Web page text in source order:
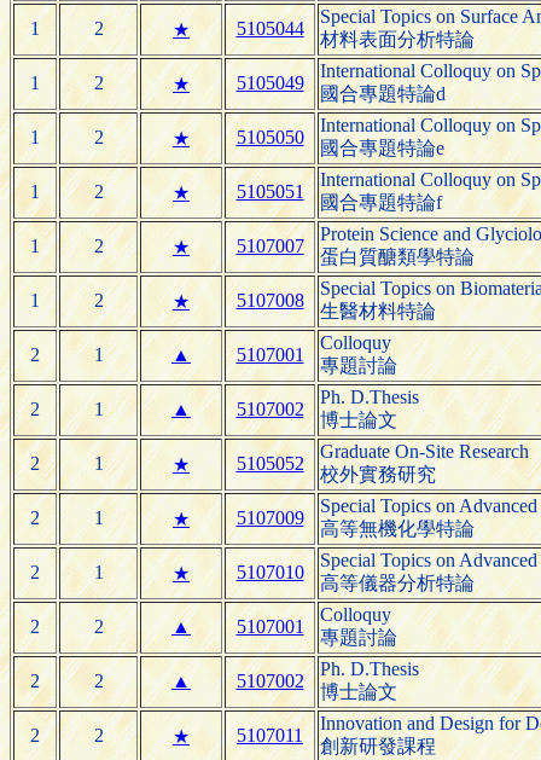
1 2 ★ 5105044
Special Topics on Surface
材料表面分析特論
1 2 ★ 5105049
International Colloquy on
國合專題特論d
1 2 ★ 5105050
International Colloquy on
國合專題特論e
1 2 ★ 5105051
International Colloquy on
國合專題特論f
1 2 ★ 5107007
Protein Science and
蛋白質醣類學特論
1 2 ★ 5107008
Special Topics on
生醫材料特論
2 1 ▲ 5107001
Colloquy
專題討論
2 1 ▲ 5107002
Ph. D.Thesis
博士論文
2 1 ★ 5105052
Graduate On-Site Research
校外實務研究
2 1 ★ 5107009
Special Topics on
高等無機化學特論
2 1 ★ 5107010
Special Topics on
高等儀器分析特論
2 2 ▲ 5107001
Colloquy
專題討論
2 2 ▲ 5107002
Ph. D.Thesis
博士論文
2 2 ★ 5107011
Innovation and Design for
創新研發課程